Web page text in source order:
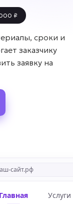
₽
сроки и
заказчику
заявку на